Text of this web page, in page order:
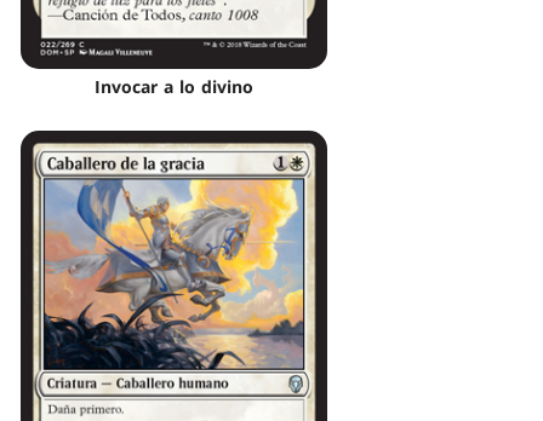
Invocar a lo divino